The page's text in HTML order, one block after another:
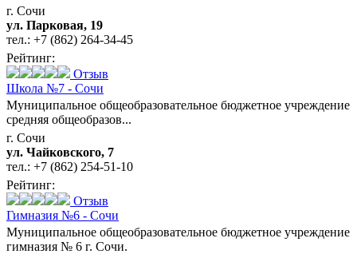
г. Сочи
ул. Парковая, 19
тел.: +7 (862) 264-34-45
Рейтинг:
Отзыв
Школа №7 - Сочи
Муниципальное общеобразовательное бюджетное учреждение
средняя общеобразов...
г. Сочи
ул. Чайковского, 7
тел.: +7 (862) 254-51-10
Рейтинг:
Отзыв
Гимназия №6 - Сочи
Муниципальное общеобразовательное бюджетное учреждение
гимназия № 6 г. Сочи.